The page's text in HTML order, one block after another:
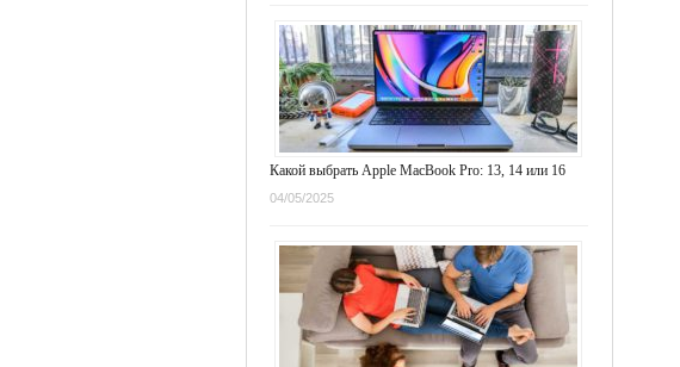
Какой выбрать Apple MacBook Pro: 13, 14 или 16
04/05/2025